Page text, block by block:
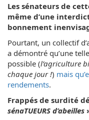
Les sénateurs de
même d’une
bonnement
Pourtant, un collectif
a démontré qu’une
possible (l’agriculture
chaque jour !) mais
rendements.
Frappés de surdité
sénaTUEURS d’abeilles